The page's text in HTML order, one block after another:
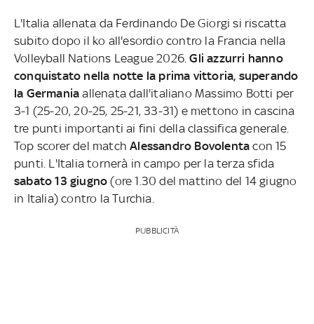
L'Italia allenata da Ferdinando De Giorgi si riscatta
subito dopo il ko all'esordio contro la Francia nella
Volleyball Nations League 2026.Gli azzurri hanno
conquistato nella notte la prima vittoria, superando
la Germania allenata dall'italiano Massimo Botti per
3-1 (25-20, 20-25, 25-21, 33-31) e mettono in cascina
tre punti importanti ai fini della classifica generale.
Top scorer del matchAlessandro Bovolenta con 15
punti. L'Italia tornerà in campo per la terza sfida
sabato 13 giugno (ore 1.30 del mattino del 14 giugno
in Italia) contro la Turchia.
PUBBLICITÀ